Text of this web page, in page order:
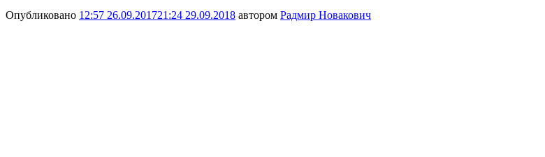
Опубликовано 12:57 26.09.201721:24 29.09.2018 автором Радмир Новакович